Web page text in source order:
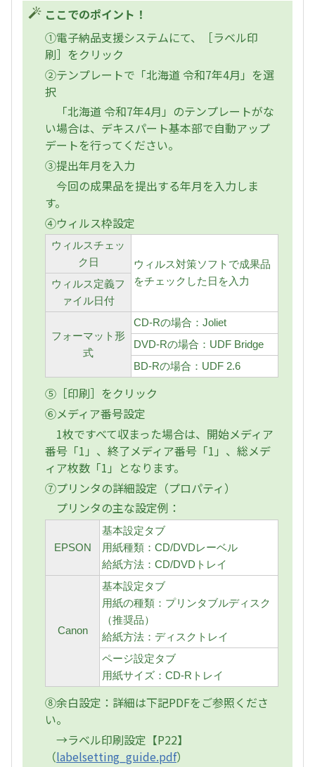
ここでのポイント！
①電子納品支援システムにて、［ラベル印
刷］をクリック
②テンプレートで「北海道 令和7年4月」を選
択
「北海道 令和7年4月」のテンプレートがな
い場合は、デキスパート基本部で自動アップ
デートを行ってください。
③提出年月を入力
今回の成果品を提出する年月を入力しま
す。
④ウィルス枠設定
ウィルスチェッ
ク日
ウィルス対策ソフトで成果品
をチェックした日を入力
ウィルス定義フ
ァイル日付
フォーマット形
式
CD-Rの場合：Joliet
DVD-Rの場合：UDF Bridge
BD-Rの場合：UDF 2.6
⑤［印刷］をクリック
⑥メディア番号設定
1枚ですべて収まった場合は、開始メディア
番号「1」、終了メディア番号「1」、総メデ
ィア枚数「1」となります。
⑦プリンタの詳細設定（プロパティ）
プリンタの主な設定例：
EPSON
基本設定タブ
用紙種類：CD/DVDレーベル
給紙方法：CD/DVDトレイ
Canon
基本設定タブ
用紙の種類：プリンタブルディスク
（推奨品）
給紙方法：ディスクトレイ
ページ設定タブ
用紙サイズ：CD-Rトレイ
⑧余白設定：詳細は下記PDFをご参照くださ
い。
→ラベル印刷設定【P22】
（labelsetting_guide.pdf）